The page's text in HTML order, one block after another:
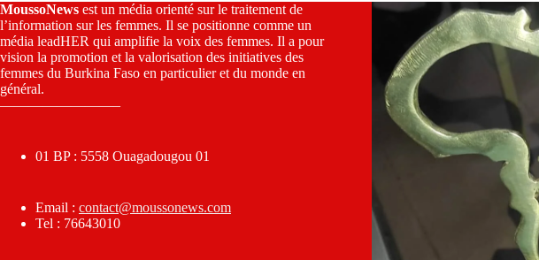
MoussoNews est un média orienté sur le traitement de
l’information sur les femmes. Il se positionne comme un
média leadHER qui amplifie la voix des femmes. Il a pour
vision la promotion et la valorisation des initiatives des
femmes du Burkina Faso en particulier et du monde en
général.
————————–
01 BP : 5558 Ouagadougou 01
Email : contact@moussonews.com
Tel : 76643010